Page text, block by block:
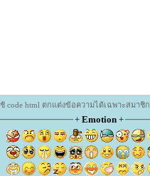
code html ตกแต่งข้อความได้เฉพาะสมาชิก
+ Emotion+